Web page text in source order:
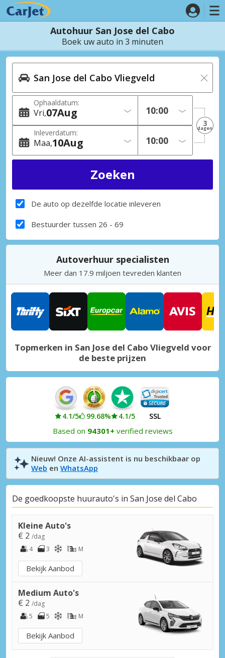
Autohuur San Jose del Cabo
Boek uw auto in 3 minuten
Ophaaldatum:
Vri 07Aug
Inleverdatum:
Maa 10Aug
3
dagen
De auto op dezelfde locatie inleveren
Bestuurder tussen 26 - 69
Autoverhuur specialisten
Meer dan 17.9 miljoen tevreden klanten
Topmerken in San Jose del Cabo Vliegveld voor
de beste prijzen
4.1/5 99.68% 4.1/5 SSL
Based on 94301+ verified reviews
Nieuw! Onze AI-assistent is nu beschikbaar op
Web en WhatsApp
De goedkoopste huurauto's in San Jose del Cabo
Kleine Auto's
€ 2 /dag
4
3 M
Bekijk Aanbod
Medium Auto's
€ 2 /dag
5
5 M
Bekijk Aanbod